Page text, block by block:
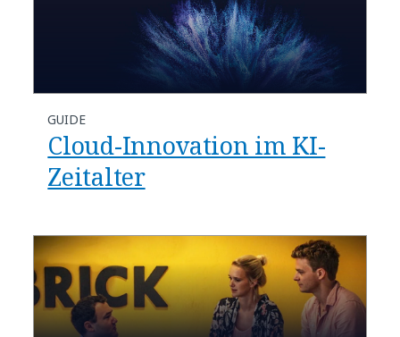
GUIDE
Cloud-Innovation im KI-
Zeitalter